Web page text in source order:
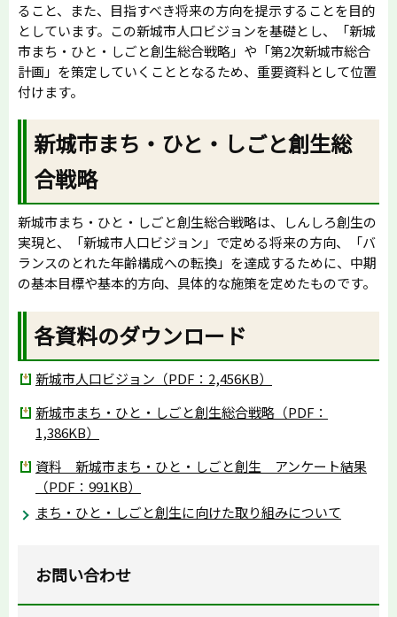
ること、また、目指すべき将来の方向を提示することを目的
としています。この新城市人口ビジョンを基礎とし、「新城
市まち・ひと・しごと創生総合戦略」や「第2次新城市総合
計画」を策定していくこととなるため、重要資料として位置
付けます。
新城市まち・ひと・しごと創生総
合戦略
新城市まち・ひと・しごと創生総合戦略は、しんしろ創生の
実現と、「新城市人口ビジョン」で定める将来の方向、「バ
ランスのとれた年齢構成への転換」を達成するために、中期
の基本目標や基本的方向、具体的な施策を定めたものです。
各資料のダウンロード
新城市人口ビジョン（PDF：2,456KB）
新城市まち・ひと・しごと創生総合戦略（PDF：
1,386KB）
資料 新城市まち・ひと・しごと創生 アンケート結果
（PDF：991KB）
まち・ひと・しごと創生に向けた取り組みについて
お問い合わせ